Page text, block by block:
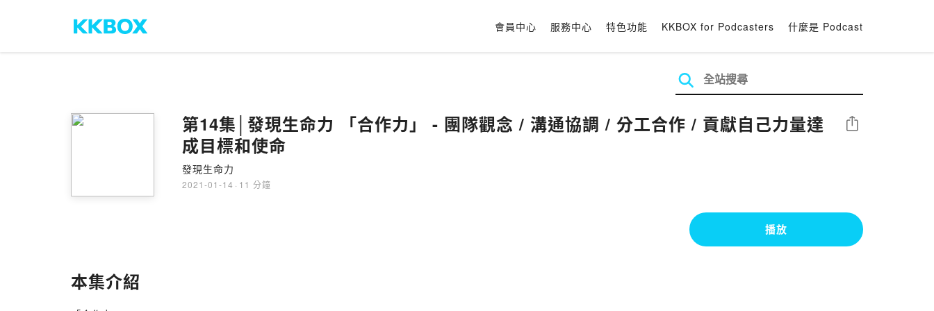
會員中心 服務中心 特色功能 KKBOX for Podcasters 什麼是 Podcast
第14集│發現生命力 「合作力」 - 團隊觀念 / 溝通協調 / 分工合作 / 貢獻自己力量達
成目標和使命
發現生命力
2021-01-14 · 11 分鐘
分享
播放
本集介紹